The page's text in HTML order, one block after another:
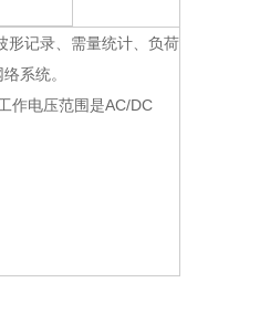
形记录、需量统计、负荷
系统。
作电压范围是AC/DC